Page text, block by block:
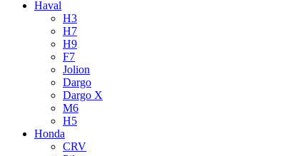
Haval
H3
H7
H9
F7
Jolion
Dargo
Dargo X
M6
H5
Honda
CRV